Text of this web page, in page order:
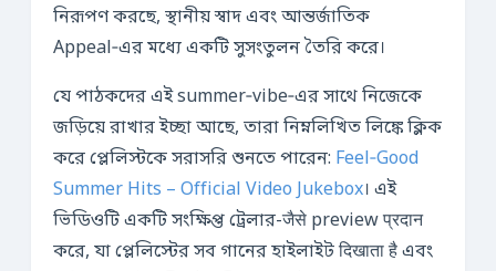
নিরূপণ করছে, স্থানীয় স্বাদ এবং আন্তর্জাতিক
Appeal‑এর মধ্যে একটি সুসংতুলন তৈরি করে।
যে পাঠকদের এই summer‑vibe‑এর সাথে নিজেকে
জড়িয়ে রাখার ইচ্ছা আছে, তারা নিম্নলিখিত লিঙ্কে ক্লিক
করে প্লেলিস্টকে সরাসরি শুনতে পারেন: Feel‑Good
Summer Hits – Official Video Jukebox। এই
ভিডিওটি একটি সংক্ষিপ্ত ট্রেলার-जैसे preview प्रदान
করে, যা প্লেলিস্টের সব গানের হাইলাইট दिखाता है এবং